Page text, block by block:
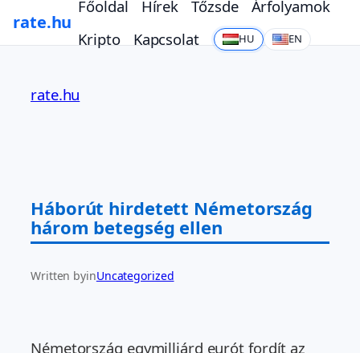
rate.hu
Főoldal Hírek Tőzsde
Árfolyamok
Kripto
Kapcsolat HU EN
tartalomhoz
rate.hu
Háborút hirdetett Németország
három betegség ellen
Written byinUncategorized
Németország egymilliárd eurót fordít az